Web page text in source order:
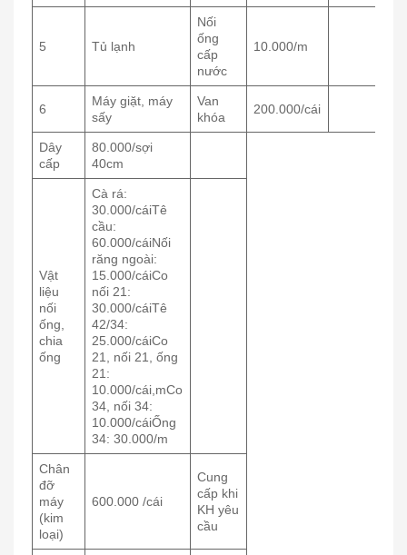
5 Tủ lạnh
Nối
ống
cấp
nước
10.000/m
6
Máy giặt, máy
sấy
Van
khóa
200.000/cái
Dây
cấp
80.000/sợi
40cm
Vật
liệu
nối
ống,
chia
ống
Cà rá:
30.000/cáiTê
cầu:
60.000/cáiNối
răng ngoài:
15.000/cáiCo
nối 21:
30.000/cáiTê
42/34:
25.000/cáiCo
21, nối 21, ống
21:
10.000/cái,mCo
34, nối 34:
10.000/cáiỐng
34: 30.000/m
Chân
đỡ
máy
(kim
loại)
600.000 /cái
Cung
cấp khi
KH yêu
cầu